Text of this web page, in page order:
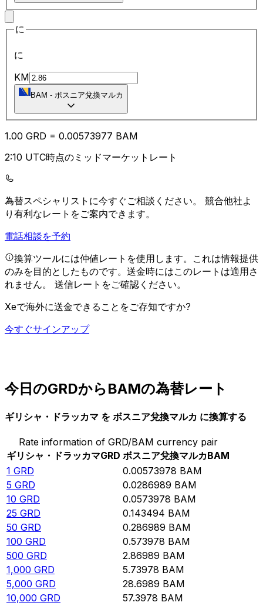
に
に
KM
BAM - ボスニア兌換マルカ
1.00 GRD = 0.00573977 BAM
2:10 UTC時点のミッドマーケットレート
為替スペシャリストに今すぐご相談ください。 競合他社よ
り有利なレートをご案内できます。
電話相談を予約
換算ツールには仲値レートを使用します。これは情報提供
のみを目的としたものです。送金時にはこのレートは適用さ
れません。 送信レートをご確認ください。
Xeで海外に送金できることをご存知ですか?
今すぐサインアップ
今日のGRDからBAMの為替レート
ギリシャ・ドラッカマ を ボスニア兌換マルカ に換算する
Rate information of GRD/BAM currency pair
ギリシャ・ドラッカマGRD ボスニア兌換マルカBAM
1 GRD 0.00573978 BAM
5 GRD 0.0286989 BAM
10 GRD 0.0573978 BAM
25 GRD 0.143494 BAM
50 GRD 0.286989 BAM
100 GRD 0.573978 BAM
500 GRD 2.86989 BAM
1,000 GRD 5.73978 BAM
5,000 GRD 28.6989 BAM
10,000 GRD 57.3978 BAM